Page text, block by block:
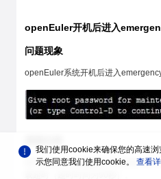
openEuler开机后进入
问题现象
openEuler系统开机后进入
操作系统文件系统损坏导致磁盘挂载
我们使用cookie来确保您的高速
示您同意我们使用cookie。 查看